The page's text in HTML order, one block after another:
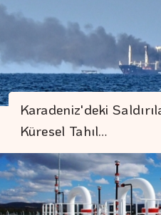
Karadeniz'deki
Küresel Tahıl…